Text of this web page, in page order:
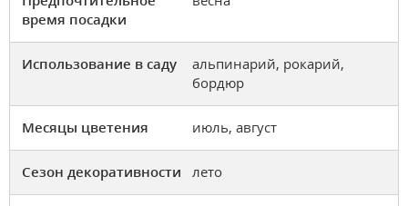
время посадки
Использование в саду
альпинарий, рокарий,
бордюр
Месяцы цветения июль, август
Сезон декоративности лето